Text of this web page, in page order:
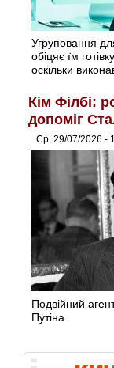
Угруповання
обіцяє їм
оскільки
Кім Філбі:
допоміг
Ср, 29/07/2026 -
Подвійний
Путіна.